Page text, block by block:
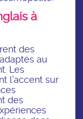
à
des
au
Les
l’accent sur
des